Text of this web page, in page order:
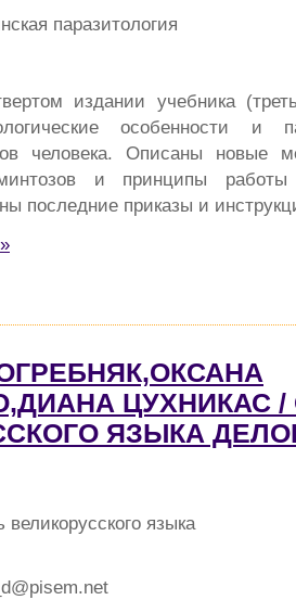
паразитология
издании учебника
особенности и
человека. Описаны новые
и принципы работы
последние приказы и
ЦУХНИКАС
ЯЗЫКА
великорусского языка